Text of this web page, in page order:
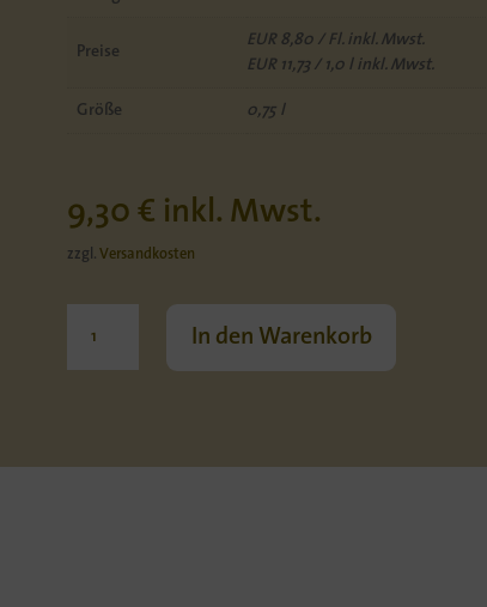
Preise
EUR 8,80 / Fl. inkl. Mwst.
EUR 11,73 / 1,0 l inkl. Mwst.
Größe 0,75 l
9,30 € inkl. Mwst.
zzgl. Versandkosten
Blanc
de
In den Warenkorb